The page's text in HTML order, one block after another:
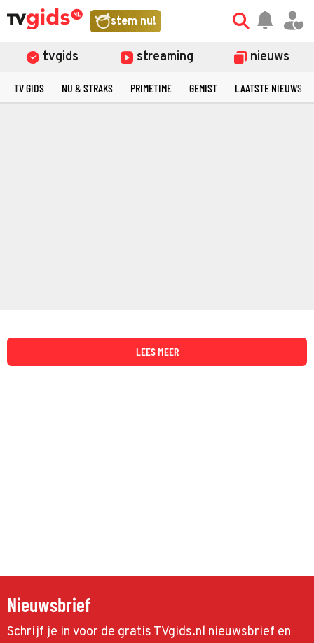
stem nu!
tvgids streaming nieuws
TV GIDS NU & STRAKS PRIMETIME GEMIST LAATSTE NIEUWS
LEES MEER
Nieuwsbrief
Schrijf je in voor de gratis TVgids.nl nieuwsbrief en